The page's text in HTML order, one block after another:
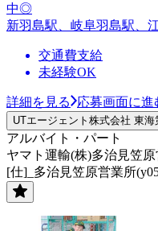
中◎
新羽島駅、岐阜羽島駅、
交通費支給
未経験OK
詳細を見る 応募画面に進
UTエージェント株式会社 東
アルバイト・パート
ヤマト運輸(株)多治見笠原
[仕]_多治見笠原営業所